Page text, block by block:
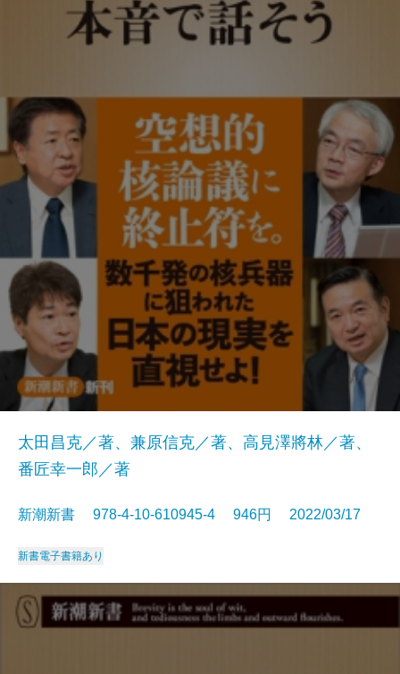
太田昌克／著、兼原信克／著、高見澤將林／著、
番匠幸一郎／著
新潮新書 978-4-10-610945-4 946円 2022/03/17
新書電子書籍あり